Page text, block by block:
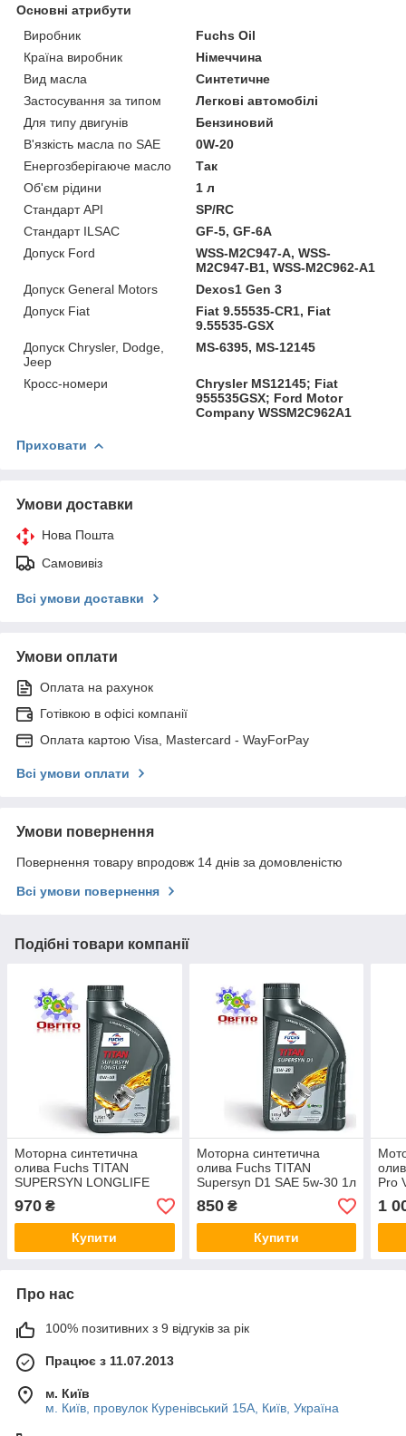
Основні атрибути
Виробник
Fuchs Oil
Країна виробник
Німеччина
Вид масла
Синтетичне
Застосування за типом
Легкові автомобілі
Для типу двигунів
Бензиновий
В'язкість масла по SAE
0W-20
Енергозберігаюче масло
Так
Об'єм рідини
1 л
Стандарт API
SP/RC
Стандарт ILSAC
GF-5, GF-6A
Допуск Ford
WSS-M2C947-A, WSS-
M2C947-B1, WSS-M2C962-A1
Допуск General Motors
Dexos1 Gen 3
Допуск Fiat
Fiat 9.55535-CR1, Fiat
9.55535-GSX
Допуск Chrysler, Dodge,
Jeep
MS-6395, MS-12145
Кросс-номери
Chrysler MS12145; Fiat
955535GSX; Ford Motor
Company WSSM2C962A1
Приховати
Умови доставки
Нова Пошта
Самовивіз
Всі умови доставки
Умови оплати
Оплата на рахунок
Готівкою в офісі компанії
Оплата картою Visa, Mastercard - WayForPay
Всі умови оплати
Умови повернення
Повернення товару впродовж 14 днів за домовленістю
Всі умови повернення
Подібні товари компанії
Моторна синтетична
олива Fuchs TITAN
SUPERSYN LONGLIFE
SAE 0W-40, 1л
970 ₴
Купити
Моторна синтетична
олива Fuchs TITAN
Supersyn D1 SAE 5w-30 1л
850₴
Купити
Pro
1
Про нас
100% позитивних з 9 відгуків за рік
Працює з 11.07.2013
м. Київ
м. Київ, провулок Куренівський 15А, Київ, Україна